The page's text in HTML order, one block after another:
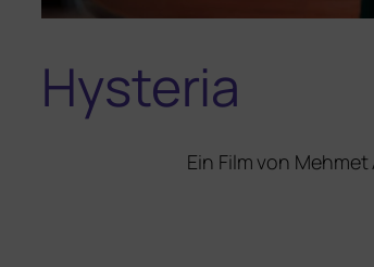
Hysteria
Ein Film von Mehmet